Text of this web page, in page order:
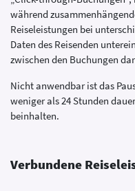
während
Reiseleistungen bei
Daten des Reisenden
zwischen den Buchungen
Nicht anwendbar ist das
weniger als 24 Stunden
beinhalten.
Verbundene